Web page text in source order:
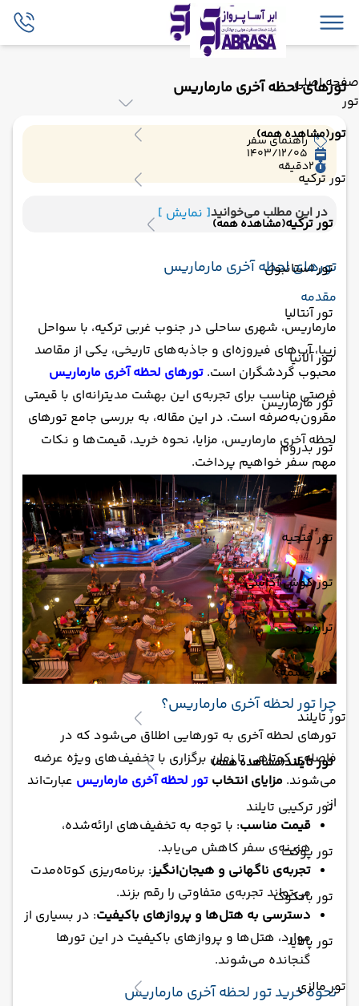
صفحه اصلی
تور
تور(مشاهده همه)
تور ترکیه
تور ترکیه(مشاهده همه)
تور استانبول
تور آنتالیا
تور آلانیا
تور مارماریس
تور بدروم
تور ازمیر
تور فتحیه
تور کوش آداسی
ترابزون
تور چشمه
تور تایلند
تور تایلند(مشاهده همه)
تور ترکیبی تایلند
تور پوکت
تور بانکوک
تور پاتایا
تور مالزی
تورهای لحظه آخری مارماریس
راهنمای سفر
1403/12/05
2دقیقه
در این مطلب می‌خوانید[ نمایش ]
تورهای لحظه آخری مارماریس
مقدمه
مارماریس، شهری ساحلی در جنوب غربی ترکیه، با سواحل
زیبا، آب‌های فیروزه‌ای و جاذبه‌های تاریخی، یکی از مقاصد
محبوب گردشگران است. تورهای لحظه آخری مارماریس
فرصتی مناسب برای تجربه‌ی این بهشت مدیترانه‌ای با قیمتی
مقرون‌به‌صرفه است. در این مقاله، به بررسی جامع تورهای
لحظه آخری مارماریس، مزایا، نحوه خرید، قیمت‌ها و نکات
مهم سفر خواهیم پرداخت.
چرا تور لحظه آخری مارماریس؟
تورهای لحظه آخری به تورهایی اطلاق می‌شود که در
فاصله‌ی کوتاهی تا زمان برگزاری با تخفیف‌های ویژه عرضه
می‌شوند. مزایای انتخاب تور لحظه آخری مارماریس عبارت‌اند
از:
قیمت مناسب: با توجه به تخفیف‌های ارائه‌شده،
هزینه‌ی سفر کاهش می‌یابد.
تجربه‌ی ناگهانی و هیجان‌انگیز: برنامه‌ریزی کوتاه‌مدت
می‌تواند تجربه‌ی متفاوتی را رقم بزند.
دسترسی به هتل‌ها و پروازهای باکیفیت: در بسیاری از
موارد، هتل‌ها و پروازهای باکیفیت در این تورها
گنجانده می‌شوند.
نحوه خرید تور لحظه آخری مارماریس